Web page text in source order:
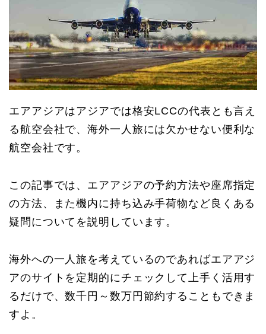
エアアジアはアジアでは格安LCCの代表とも言え
る航空会社で、海外一人旅には欠かせない便利な
航空会社です。
この記事では、エアアジアの予約方法や座席指定
の方法、また機内に持ち込み手荷物など良くある
疑問についてを説明しています。
海外への一人旅を考えているのであればエアアジ
アのサイトを定期的にチェックして上手く活用す
るだけで、数千円～数万円節約することもできま
すよ。